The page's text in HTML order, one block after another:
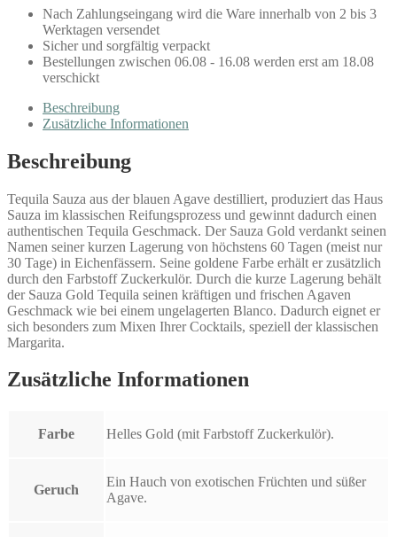
Nach Zahlungseingang wird die Ware innerhalb von 2 bis 3
Werktagen versendet
Sicher und sorgfältig verpackt
Bestellungen zwischen 06.08 - 16.08 werden erst am 18.08
verschickt
Beschreibung
Zusätzliche Informationen
Beschreibung
Tequila Sauza aus der blauen Agave destilliert, produziert das Haus
Sauza im klassischen Reifungsprozess und gewinnt dadurch einen
authentischen Tequila Geschmack. Der Sauza Gold verdankt seinen
Namen seiner kurzen Lagerung von höchstens 60 Tagen (meist nur
30 Tage) in Eichenfässern. Seine goldene Farbe erhält er zusätzlich
durch den Farbstoff Zuckerkulör. Durch die kurze Lagerung behält
der Sauza Gold Tequila seinen kräftigen und frischen Agaven
Geschmack wie bei einem ungelagerten Blanco. Dadurch eignet er
sich besonders zum Mixen Ihrer Cocktails, speziell der klassischen
Margarita.
Zusätzliche Informationen
Farbe Helles Gold (mit Farbstoff Zuckerkulör).
Geruch
Ein Hauch von exotischen Früchten und süßer
Agave.